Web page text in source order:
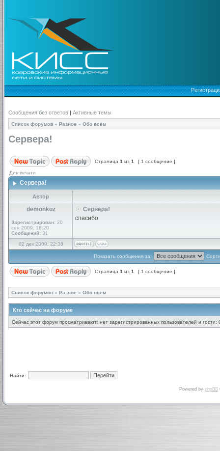
Сообщения без ответов | Активные темы
Список форумов » Разное » Обо всем
Сервера!
Страница 1 из 1 [ 1 сообщение ]
Для печати
Сервера!
Автор
demonkuz
Зарегистрирован: 20
сен 2009, 18:20
Сообщений: 31
Сервера!
спасибо
02 дек 2009, 22:38
Показать сообщения за:
Страница 1 из 1 [ 1 сообщение ]
Список форумов » Разное » Обо всем
Кто сейчас на форуме
Сейчас этот форум просматривают: нет зарегистрированных пользователей и гости:
Найти:
Powered by phpBB